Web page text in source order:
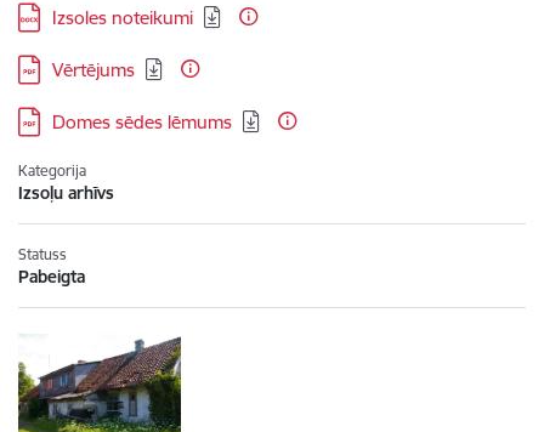
Lejupielādēt:
Izsoles noteikumi
Lejupielādēt:
Vērtējums
Lejupielādēt:
Domes sēdes lēmums
Kategorija
Izsoļu arhīvs
Statuss
Pabeigta